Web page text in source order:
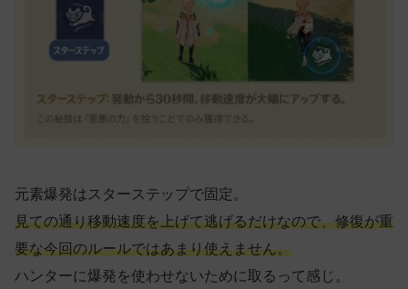
元素爆発はスターステップで固定。
見ての通り移動速度を上げて逃げるだけなので、修復が重
要な今回のルールではあまり使えません。
ハンターに爆発を使わせないために取るって感じ。